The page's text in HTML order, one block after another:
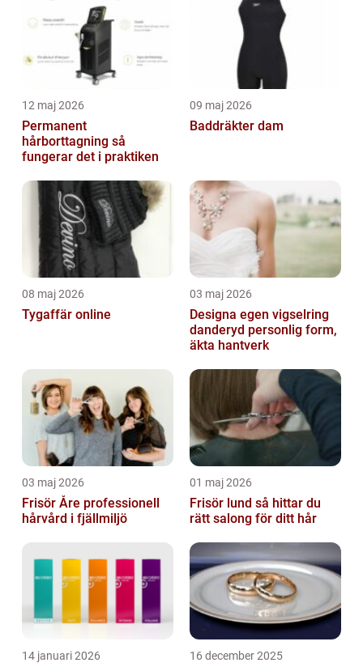
12 maj 2026
Permanent
hårborttagning så
fungerar det i praktiken
09 maj 2026
Baddräkter dam
08 maj 2026
Tygaffär online
03 maj 2026
Designa egen vigselring
danderyd personlig form,
äkta hantverk
03 maj 2026
Frisör Åre professionell
hårvård i fjällmiljö
01 maj 2026
Frisör lund så hittar du
rätt salong för ditt hår
14 januari 2026 16 december 2025